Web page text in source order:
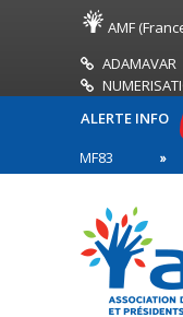
AMF
ADAMAVAR
ALERTE INFO
première ligne